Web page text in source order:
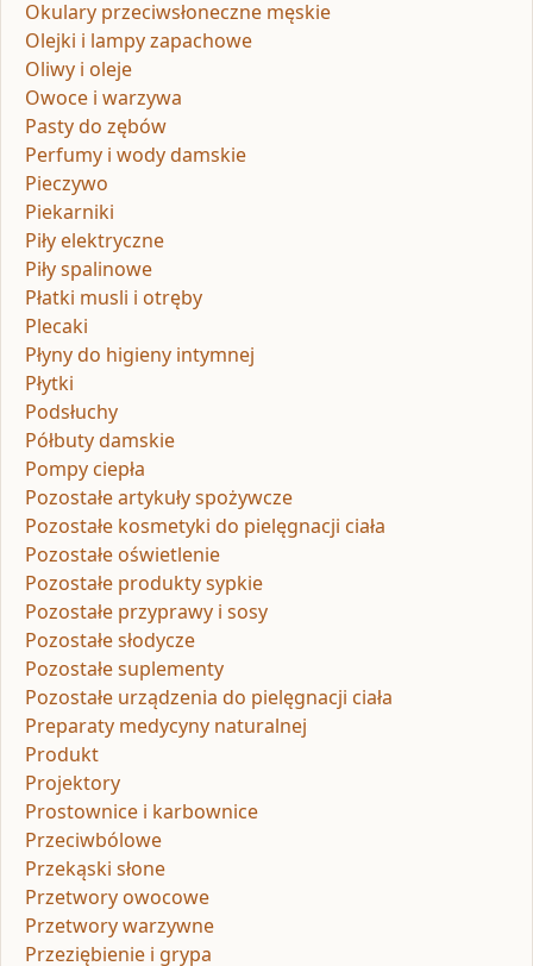
Okulary przeciwsłoneczne męskie
Olejki i lampy zapachowe
Oliwy i oleje
Owoce i warzywa
Pasty do zębów
Perfumy i wody damskie
Pieczywo
Piekarniki
Piły elektryczne
Piły spalinowe
Płatki musli i otręby
Plecaki
Płyny do higieny intymnej
Płytki
Podsłuchy
Półbuty damskie
Pompy ciepła
Pozostałe artykuły spożywcze
Pozostałe kosmetyki do pielęgnacji ciała
Pozostałe oświetlenie
Pozostałe produkty sypkie
Pozostałe przyprawy i sosy
Pozostałe słodycze
Pozostałe suplementy
Pozostałe urządzenia do pielęgnacji ciała
Preparaty medycyny naturalnej
Produkt
Projektory
Prostownice i karbownice
Przeciwbólowe
Przekąski słone
Przetwory owocowe
Przetwory warzywne
Przeziębienie i grypa